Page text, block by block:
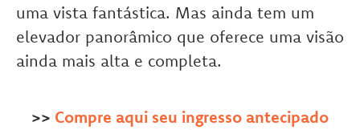
uma vista fantástica. Mas ainda tem um
elevador panorâmico que oferece uma visão
ainda mais alta e completa.
>> Compre aqui seu ingresso antecipado